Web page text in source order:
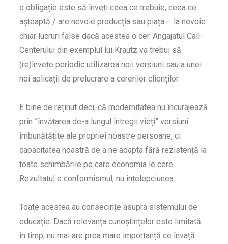
o obligație este să înveți ceea ce trebuie, ceea ce
așteaptă / are nevoie producția sau piața – la nevoie
chiar lucruri false dacă acestea o cer. Angajatul Call-
Centerului din exemplul lui Krautz va trebui să
(re)învețe periodic utilizarea noii versiuni sau a unei
noi aplicații de prelucrare a cererilor clienților.
E bine de reținut deci, că modernitatea nu încurajează
prin ”învățarea de-a lungul întregii vieți” versiuni
îmbunătățite ale propriei noastre persoane, ci
capacitatea noastră de a ne adapta fără rezistență la
toate schimbările pe care economia le cere.
Rezultatul e conformismul, nu înțelepciunea.
Toate acestea au consecințe asupra sistemului de
educație. Dacă relevanța cunoștințelor este limitată
în timp, nu mai are prea mare importanță ce învață